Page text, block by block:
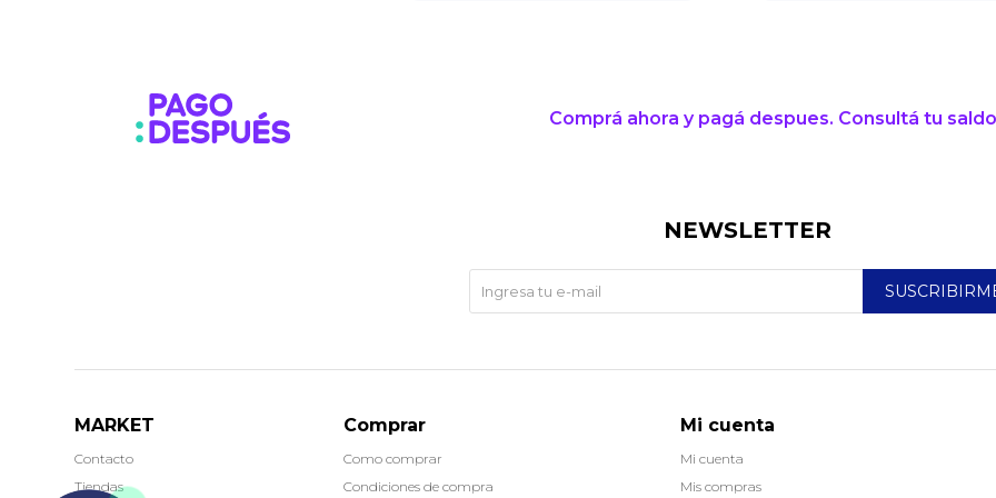
Comprá ahora y pagá despues. Consultá tu
MARKET
Contacto
Tiendas
Comprar
Como comprar
Condiciones de compra
Mi cuenta
Mi cuenta
Mis compras
NEWSLETTER